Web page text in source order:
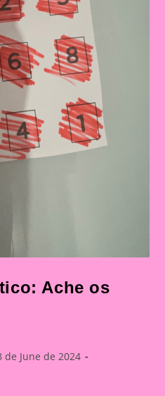
Ache os
de June de 2024